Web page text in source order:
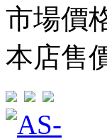
市場價
本店售